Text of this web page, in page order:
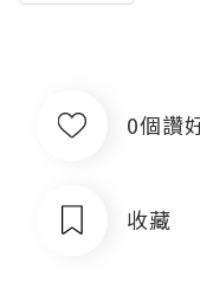
0個讚
收藏